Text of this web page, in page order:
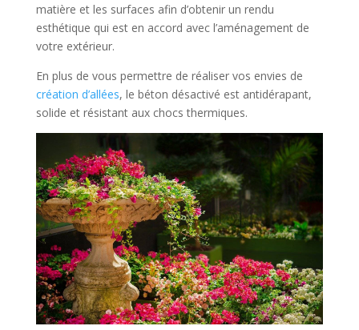
matière et les surfaces afin d’obtenir un rendu
esthétique qui est en accord avec l’aménagement de
votre extérieur.
En plus de vous permettre de réaliser vos envies de
création d’allées, le béton désactivé est antidérapant,
solide et résistant aux chocs thermiques.